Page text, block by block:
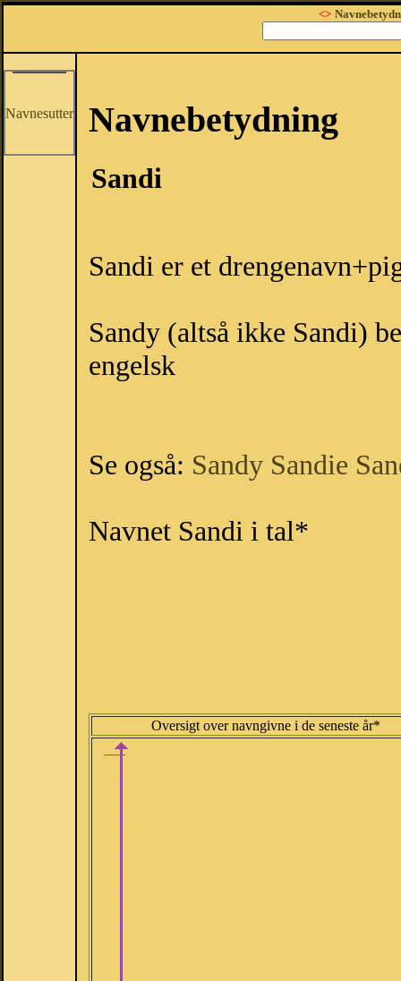
<>
Navnesutter Navnebetydning
Sandi
Sandi er et
Sandy (altså ikke Sandi)
engelsk
Se også: Sandy Sandie
Navnet Sandi i tal*
Oversigt over navngivne i de seneste år*